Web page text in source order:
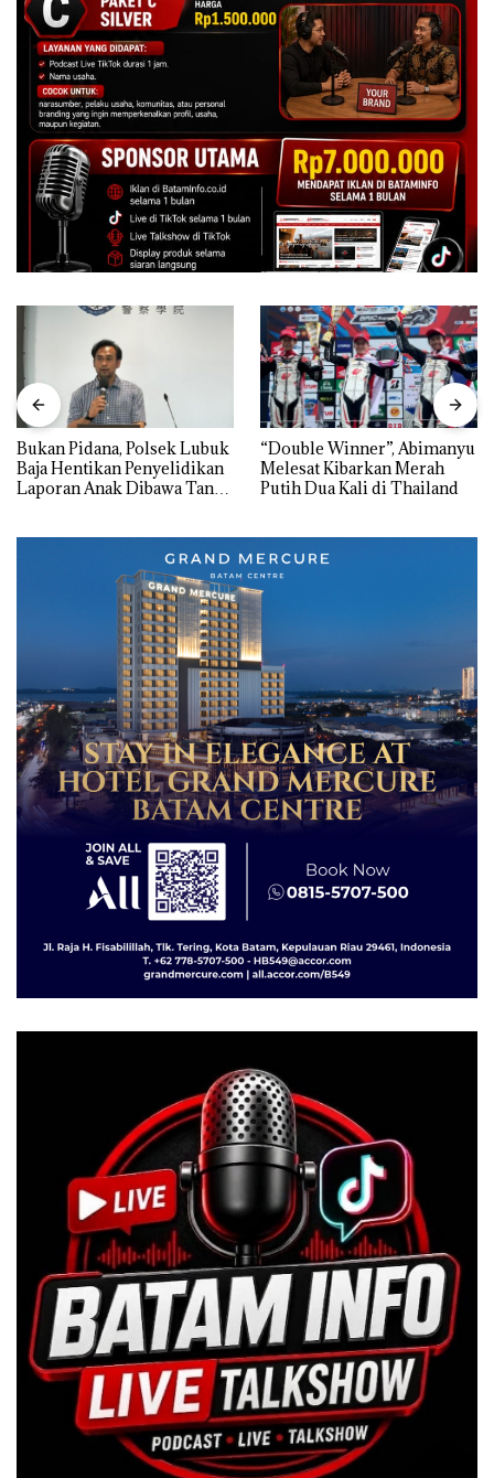
Bukan Pidana, Polsek Lubuk
Baja Hentikan Penyelidikan
Laporan Anak Dibawa Tanpa
“Double Winner”, Abimanyu
Melesat Kibarkan Merah
Putih Dua Kali di Thailand